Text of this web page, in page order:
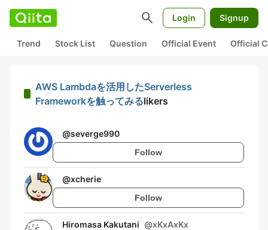
search Login Signup
Trend Stock List Question Official Event Official
AWS Lambdaを活用したServerless
Frameworkを触ってみるlikers
@severge990
Follow
@xcherie
Follow
Hiromasa Kakutani @xKxAxKx